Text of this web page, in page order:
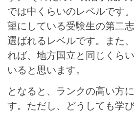
では中くらいのレベルです
望にしている受験生の第二
選ばれるレベルです。また
れば、地方国立と同じくら
いると思います。
となると、ランクの高い方
す。ただし、どうしても学